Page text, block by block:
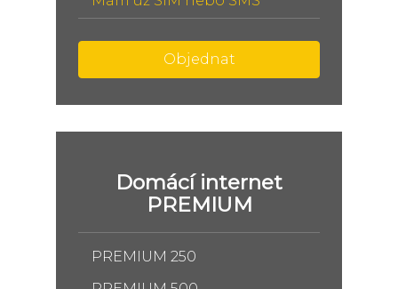
Objednat
Domácí internet
PREMIUM
PREMIUM 250